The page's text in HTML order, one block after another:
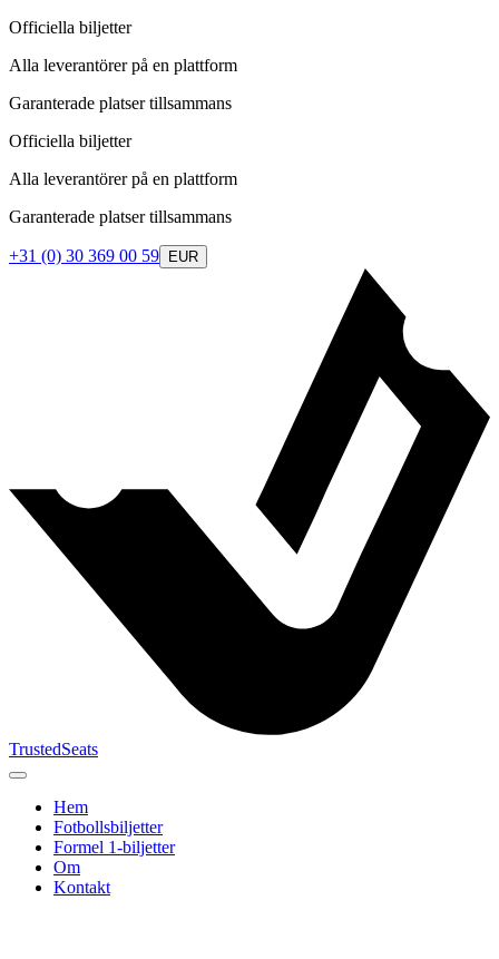
Officiella biljetter
Alla leverantörer på en plattform
Garanterade platser tillsammans
Officiella biljetter
Alla leverantörer på en plattform
Garanterade platser tillsammans
+31 (0) 30 369 00 59 EUR
TrustedSeats
Hem
Fotbollsbiljetter
Formel 1‑biljetter
Om
Kontakt